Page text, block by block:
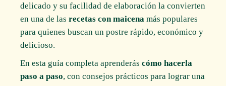
delicado y su facilidad de elaboración la convierten
en una de lasrecetas con maicena más populares
para quienes buscan un postre rápido, económico y
delicioso.
En esta guía completa aprenderáscómo hacerla
paso a paso, con consejos prácticos para lograr una